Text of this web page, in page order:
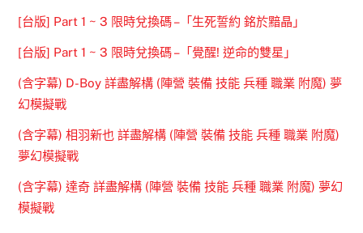
[台版] Part 1 ~ 3 限時兌換碼 –「生死誓約 銘於黯晶」
[台版] Part 1 ~ 3 限時兌換碼 –「覺醒! 逆命的雙星」
(含字幕) D-Boy 詳盡解構 (陣營 裝備 技能 兵種 職業 附魔) 夢
幻模擬戰
(含字幕) 相羽新也 詳盡解構 (陣營 裝備 技能 兵種 職業 附魔)
夢幻模擬戰
(含字幕) 達奇 詳盡解構 (陣營 裝備 技能 兵種 職業 附魔) 夢幻
模擬戰